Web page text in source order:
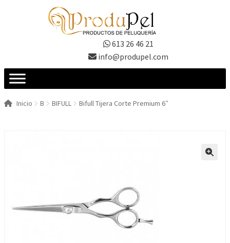
613 26 46 21
info@produpel.com
Inicio B BIFULL Bifull Tijera Corte Premium 6″